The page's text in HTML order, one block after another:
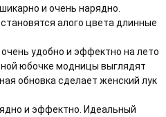
и очень нарядно.
алого цвета длинные
очень удобно и эффектно на лето
юбочке модницы выглядят
обновка сделает женский лук
и эффектно. Идеальный